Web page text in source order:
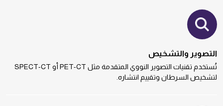
التصوير والتشخيص
تُستخدم تقنيات التصوير النووي المتقدمة مثل PET-CT أو SPECT-CT
لتشخيص السرطان وتقييم انتشاره.